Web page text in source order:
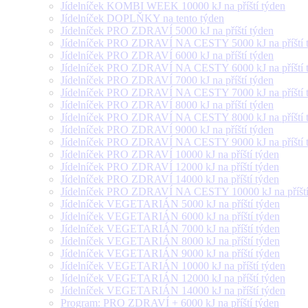
Jídelníček KOMBI WEEK 10000 kJ na příští týden
Jídelníček DOPLŇKY na tento týden
Jídelníček PRO ZDRAVÍ 5000 kJ na příští týden
Jídelníček PRO ZDRAVÍ NA CESTY 5000 kJ na příští
Jídelníček PRO ZDRAVÍ 6000 kJ na příští týden
Jídelníček PRO ZDRAVÍ NA CESTY 6000 kJ na příští
Jídelníček PRO ZDRAVÍ 7000 kJ na příští týden
Jídelníček PRO ZDRAVÍ NA CESTY 7000 kJ na příští
Jídelníček PRO ZDRAVÍ 8000 kJ na příští týden
Jídelníček PRO ZDRAVÍ NA CESTY 8000 kJ na příští
Jídelníček PRO ZDRAVÍ 9000 kJ na příští týden
Jídelníček PRO ZDRAVÍ NA CESTY 9000 kJ na příští
Jídelníček PRO ZDRAVÍ 10000 kJ na příští týden
Jídelníček PRO ZDRAVÍ 12000 kJ na příští týden
Jídelníček PRO ZDRAVÍ 14000 kJ na příští týden
Jídelníček PRO ZDRAVÍ NA CESTY 10000 kJ na
Jídelníček VEGETARIÁN 5000 kJ na příští týden
Jídelníček VEGETARIÁN 6000 kJ na příští týden
Jídelníček VEGETARIÁN 7000 kJ na příští týden
Jídelníček VEGETARIÁN 8000 kJ na příští týden
Jídelníček VEGETARIÁN 9000 kJ na příští týden
Jídelníček VEGETARIÁN 10000 kJ na příští týden
Jídelníček VEGETARIÁN 12000 kJ na příští týden
Jídelníček VEGETARIÁN 14000 kJ na příští týden
Program: PRO ZDRAVÍ + 6000 kJ na příští týden